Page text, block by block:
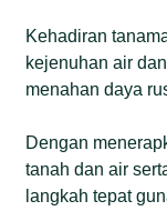
Kehadiran
kejenuhan air
menahan daya
Dengan
tanah dan air
langkah tepat